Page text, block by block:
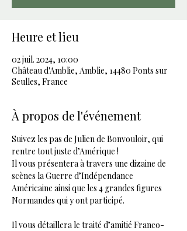
Heure et lieu
02 juil. 2024, 10:00
Château d'Amblie, Amblie, 14480 Ponts sur
Seulles, France
À propos de l'événement
Suivez les pas de Julien de Bonvouloir, qui
rentre tout juste d’Amérique !
Il vous présentera à travers une dizaine de
scènes la Guerre d’Indépendance
Américaine ainsi que les 4 grandes figures
Normandes qui y ont participé.
Il vous détaillera le traité d’amitié Franco-